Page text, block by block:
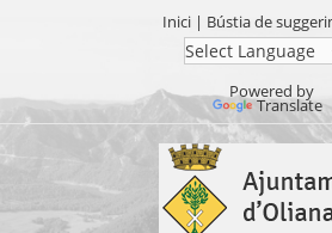
Inici | Bústia de
Powered by
Translate
contingut.